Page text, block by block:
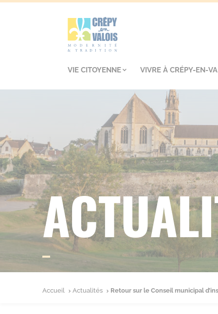
VIE CITOYENNE VIVRE À CRÉPY-EN-
Accueil Actualités Retour sur le Conseil municipal